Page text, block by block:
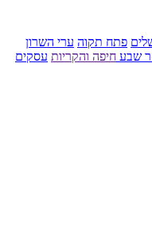
תקוה ערי השרון
חיפה והקריות עסקים